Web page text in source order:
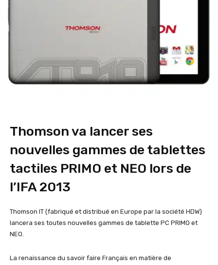
Thomson va lancer ses
nouvelles gammes de tablettes
tactiles PRIMO et NEO lors de
l’IFA 2013
Thomson IT (fabriqué et distribué en Europe par la société HDW)
lancera ses toutes nouvelles gammes de tablette PC PRIMO et
NEO.
La renaissance du savoir faire Français en matière de